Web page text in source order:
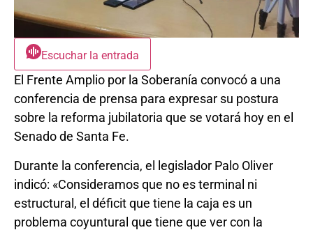
Escuchar la entrada
El Frente Amplio por la Soberanía convocó a una
conferencia de prensa para expresar su postura
sobre la reforma jubilatoria que se votará hoy en el
Senado de Santa Fe.
Durante la conferencia, el legislador Palo Oliver
indicó: «Consideramos que no es terminal ni
estructural, el déficit que tiene la caja es un
problema coyuntural que tiene que ver con la